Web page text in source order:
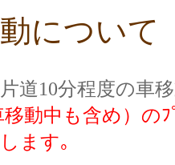
について
道10分程度の車
動中も含め）の
ます｡